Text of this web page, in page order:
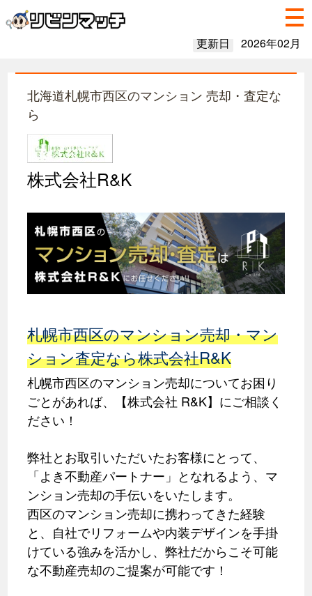
更新日 2026年02月
北海道札幌市西区のマンション 売却・査定な
ら
株式会社R&K
札幌市西区のマンション売却・マン
ション査定なら株式会社R&K
札幌市西区のマンション売却についてお困り
ごとがあれば、【株式会社 R&K】にご相談く
ださい！
弊社とお取引いただいたお客様にとって、
「よき不動産パートナー」となれるよう、マ
ンション売却の手伝いをいたします。
西区のマンション売却に携わってきた経験
と、自社でリフォームや内装デザインを手掛
けている強みを活かし、弊社だからこそ可能
な不動産売却のご提案が可能です！